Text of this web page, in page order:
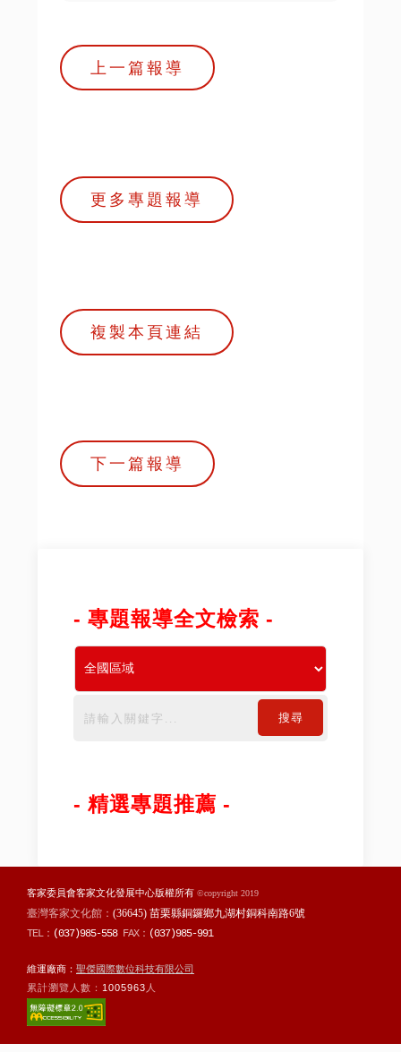
上一篇報導
更多專題報導
複製本頁連結
下一篇報導
- 專題報導全文檢索 -
搜尋
- 精選專題推薦 -
客家委員會客家文化發展中心版權所有 ©copyright 2019
臺灣客家文化館： (36645) 苗栗縣銅鑼鄉九湖村銅科南路6號
TEL： (037)985-558FAX： (037)985-991
維運廠商： 聖傑國際數位科技有限公司
累計瀏覽人數： 1005963 人